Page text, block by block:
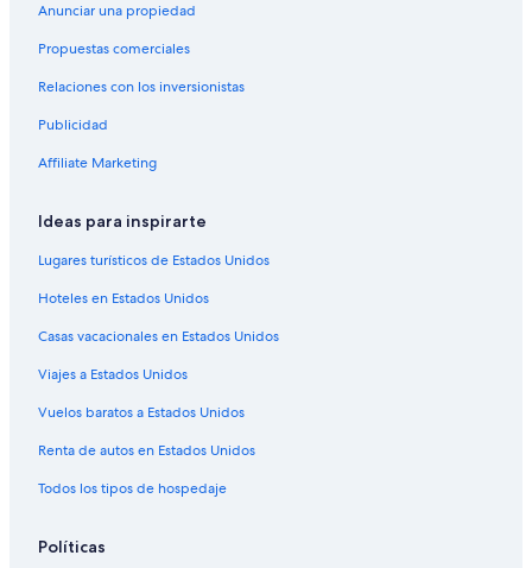
Hoteles 3 estrellas en Cherry Creek - Glendale
Hoteles 4 estrellas en Cherry Creek - Glendale
Hoteles 5 estrellas en Cherry Creek - Glendale
Apart-Hoteles en Cherry Creek - Glendale
Hoteles con spa en Cherry Creek - Glendale
Hoteles de lujo en Cherry Creek - Glendale
Hoteles románticos en Cherry Creek - Glendale
Hoteles baratos en Cherry Creek - Glendale
Hoteles con desayuno incluido en Cherry Creek - Glendale
Hoteles con traslado del/al aeropuerto en Cherry Creek - Glendale
Hoteles con vista en Cherry Creek - Glendale
Hoteles en Cherry Creek - Glendale
Hoteles 4 estrellas en Centro de Denver
Hoteles cerca de The Aurora Fox
Anunciar una propiedad
Propuestas comerciales
Relaciones con los inversionistas
Publicidad
Affiliate Marketing
Ideas para inspirarte
Lugares turísticos de Estados Unidos
Hoteles en Estados Unidos
Casas vacacionales en Estados Unidos
Viajes a Estados Unidos
Vuelos baratos a Estados Unidos
Renta de autos en Estados Unidos
Todos los tipos de hospedaje
Políticas